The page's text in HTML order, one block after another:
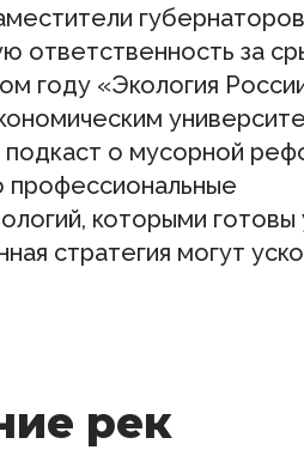
губернаторов
ответственность за
году «Экология
подкаст о мусорной
профессиональные
которыми
стратегия могут
рек